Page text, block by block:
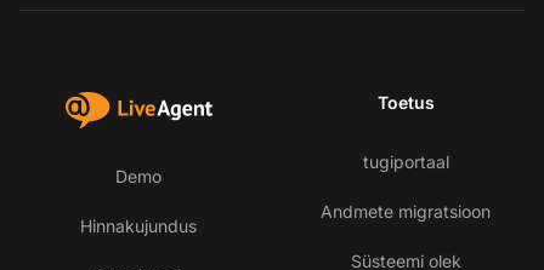
Demo
Hinnakujundus
Toetus
tugiportaal
Andmete migratsioon
Süsteemi olek